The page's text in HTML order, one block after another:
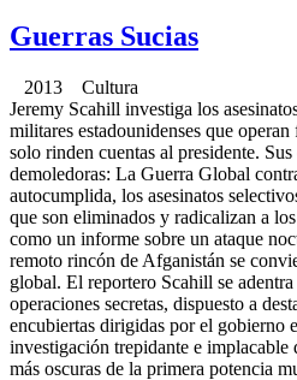
Guerras Sucias
2013 Cultura
Jeremy Scahill investiga los
militares estadounidenses que
solo rinden cuentas al presidente.
demoledoras: La Guerra Global
autocumplida, los asesinatos
que son eliminados y radicalizan a
como un informe sobre un ataque
remoto rincón de Afganistán se
global. El reportero Scahill se
operaciones secretas, dispuesto a
encubiertas dirigidas por el gobierno
investigación trepidante e implacable
más oscuras de la primera potencia